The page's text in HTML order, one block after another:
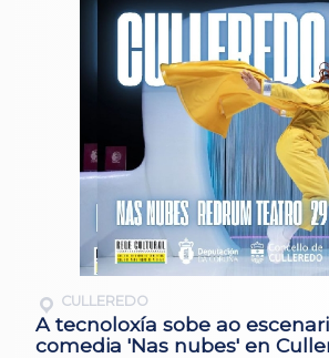
CULLEREDO
A tecnoloxía sobe ao
comedia 'Nas nubes' en